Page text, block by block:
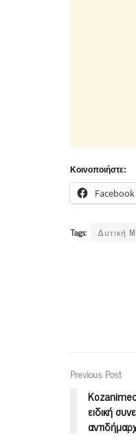
Κοινοποιήστε:
Facebook
Tags: Δυτική
Previous Post
ειδική